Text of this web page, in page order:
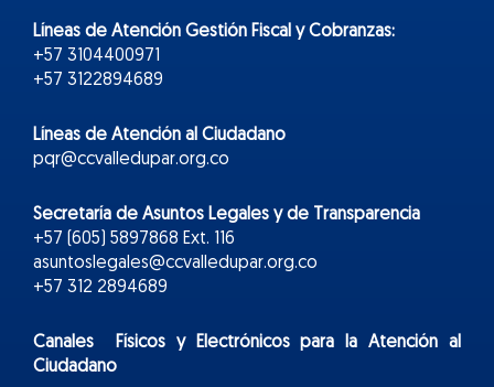
Líneas de Atención Gestión Fiscal y Cobranzas:
+57 3104400971
+57 3122894689
Líneas de Atención al Ciudadano
pqr@ccvalledupar.org.co
Secretaría de Asuntos Legales y de Transparencia
+57 (605) 5897868 Ext. 116
asuntoslegales@ccvalledupar.org.co
+57 312 2894689
Canales Físicos yElectrónicospara la Atención al
Ciudadano